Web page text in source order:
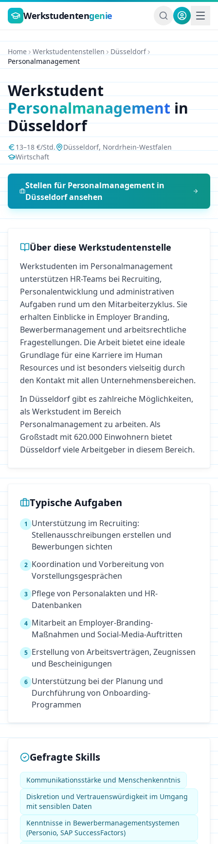
Zum Hauptinhalt springen
Werkstudentengenie
Home Werkstudentenstellen
Düsseldorf
Personalmanagement
Werkstudent
Personalmanagementin
Düsseldorf
13–18 €/Std. Düsseldorf, Nordrhein-Westfalen
Wirtschaft
Stellen für Personalmanagement in
Düsseldorfansehen
Über diese Werkstudentenstelle
Werkstudenten im Personalmanagement
unterstützen HR-Teams bei Recruiting,
Personalentwicklung und administrativen
Aufgaben rund um den Mitarbeiterzyklus. Sie
erhalten Einblicke in Employer Branding,
Bewerbermanagement und arbeitsrechtliche
Fragestellungen. Die Arbeit bietet eine ideale
Grundlage für eine Karriere im Human
Resources und ist besonders vielseitig durch
den Kontakt mit allen Unternehmensbereichen.
In Düsseldorf gibt es zahlreiche Möglichkeiten,
als Werkstudent im Bereich
Personalmanagementzu arbeiten. Als
Großstadt mit 620.000 Einwohnern bietet
Düsseldorf viele Arbeitgeber in diesem Bereich.
Typische Aufgaben
1
Unterstützung im Recruiting:
Stellenausschreibungen erstellen und
Bewerbungen sichten
2 Koordination und Vorbereitung von
Vorstellungsgesprächen
3 Pflege von Personalakten und HR-
Datenbanken
4 Mitarbeit an Employer-Branding-
Maßnahmen und Social-Media-Auftritten
5 Erstellung von Arbeitsverträgen, Zeugnissen
und Bescheinigungen
6 Unterstützung bei der Planung und
Durchführung von Onboarding-
Programmen
Gefragte Skills
Kommunikationsstärke und Menschenkenntnis
Diskretion und Vertrauenswürdigkeit im Umgang
mit sensiblen Daten
Kenntnisse in Bewerbermanagementsystemen
(Personio, SAP SuccessFactors)